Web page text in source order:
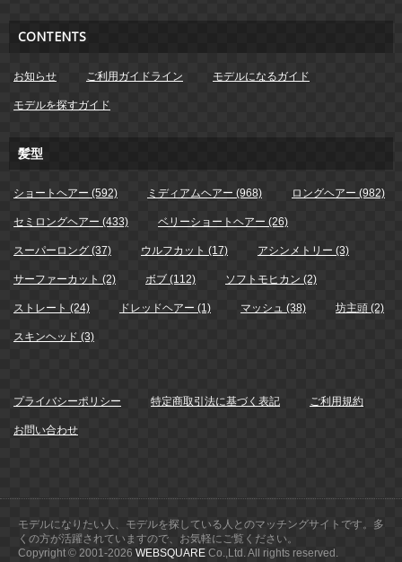
CONTENTS
お知らせ ご利用ガイドライン モデルになるガイド
モデルを探すガイド
髪型
ショートヘアー (592) ミディアムヘアー (968) ロングヘアー (982)
セミロングヘアー (433) ベリーショートヘアー (26)
スーパーロング (37) ウルフカット (17) アシンメトリー (3)
サーファーカット (2) ボブ (112) ソフトモヒカン (2)
ストレート (24) ドレッドヘアー (1) マッシュ (38) 坊主頭 (2)
スキンヘッド (3)
プライバシーポリシー 特定商取引法に基づく表記 ご利用規約
お問い合わせ
モデルになりたい人、モデルを探している人とのマッチングサイトです。多
くの方が活躍されていますので、お気軽にご覧ください。
Copyright © 2001-2026 WEBSQUARE Co.,Ltd. All rights reserved.